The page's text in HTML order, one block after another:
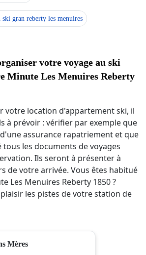
ski gran reberty les menuires
votre voyage au ski
Minute Les Menuires Reberty
votre location d'appartement ski, il
à prévoir : vérifier par exemple que
assurance rapatriement et que
les documents de voyages
Ils seront à présenter à
de votre arrivée. Vous êtes habitué
Les Menuires Reberty 1850 ?
les pistes de votre station de
Mères